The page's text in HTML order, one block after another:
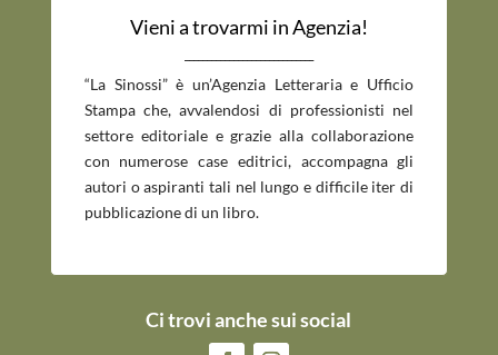
Vieni a trovarmi in Agenzia!
“La Sinossi” è un’Agenzia Letteraria e Ufficio
Stampa che, avvalendosi di professionisti nel
settore editoriale e grazie alla collaborazione
con numerose case editrici, accompagna gli
autori o aspiranti tali nel lungo e difficile iter di
pubblicazione di un libro.
Ci trovi anche sui social